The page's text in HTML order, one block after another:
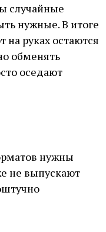
случайные
нужные. В итоге
на руках остаются
обменять
оседают
нужны
не выпускают